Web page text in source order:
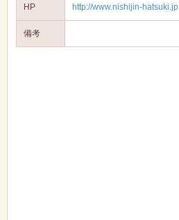
HP http://www.nishijin-hatsuki.jp
備考